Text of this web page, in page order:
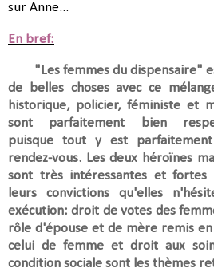
sur Anne...
En bref:
"Les femmes du dispensaire"
de belles choses avec ce
historique, policier, féministe et
sont parfaitement bien
puisque tout y est
rendez-vous. Les deux héroïnes
sont très intéressantes et fortes
leurs convictions qu'elles
exécution: droit de votes des
rôle d'épouse et de mère remis
celui de femme et droit aux
condition sociale sont les thèmes